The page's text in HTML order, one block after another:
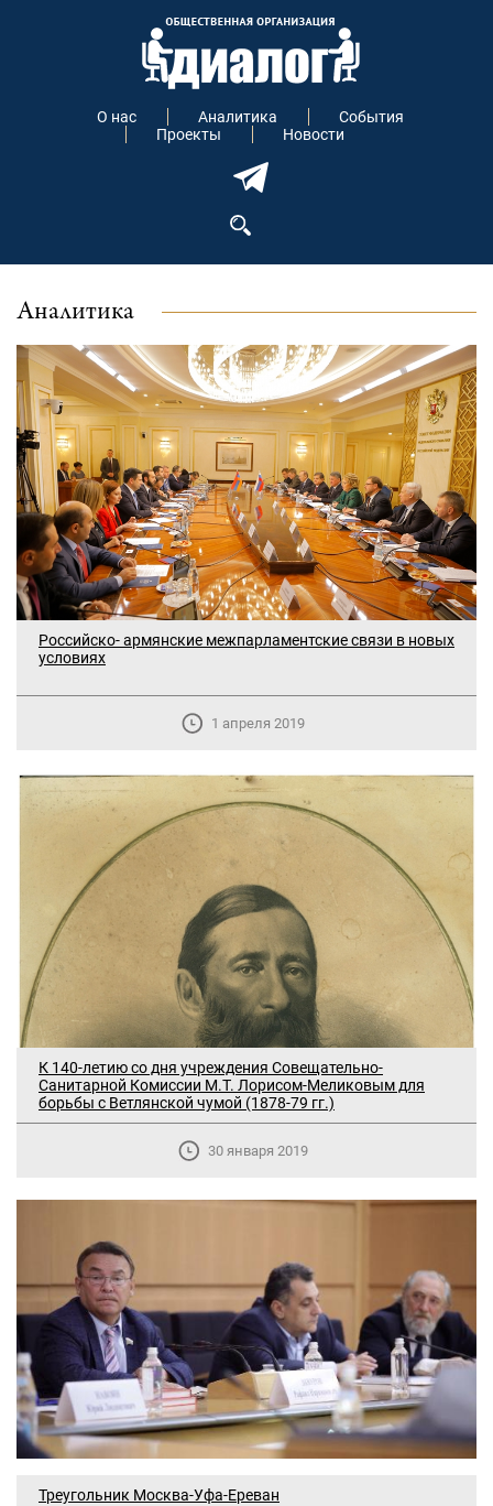
О нас Аналитика
События
Проекты
Новости
Аналитика
Российско- армянские межпарламентские связи в новых
условиях
1 апреля 2019
К 140-летию со дня учреждения Совещательно-
Санитарной Комиссии М.Т. Лорисом-Меликовым для
борьбы с Ветлянской чумой (1878-79 гг.)
30 января 2019
Треугольник Москва-Уфа-Ереван